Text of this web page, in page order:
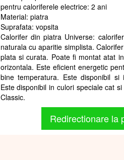
pentru caloriferele electrice: 2 ani
Material: piatra
Suprafata: vopsita
Calorifer din piatra Universe:
naturala cu aparitie simplista.
plata si curata. Poate fi montat atat
orizontala. Este eficient energetic
bine temperatura. Este disponibil si
Este disponibil in culori speciale cat
Classic.
Redirectionare la